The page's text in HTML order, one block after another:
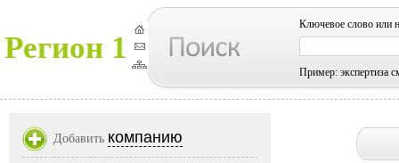
Регион 1
Ключевое слово или
Пример: экспертиза
Добавить компанию